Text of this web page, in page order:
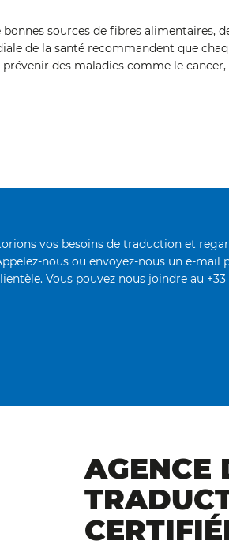
sources de fibres alimentaires,
de la santé recommandent que
des maladies comme le cancer,
vos besoins de traduction et
nous ou envoyez-nous un e-mail
Vous pouvez nous joindre au
AGENCE